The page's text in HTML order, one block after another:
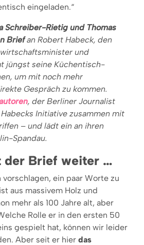
eingeladen.“
Schreiber-Rietig und Thomas
Briefan Robert Habeck, den
und
jüngst seine Küchentisch-
um mit noch mehr
Gespräch zu kommen.
, der Berliner Journalist
Initiative zusammen mit
– und lädt ein an ihren
Spandau.
der Brief weiter …
vorschlagen, ein paar Worte zu
aus massivem Holz und
mehr als 100 Jahre alt, aber
Rolle er in den ersten 50
gespielt hat, können wir leider
Aber seit er hier das